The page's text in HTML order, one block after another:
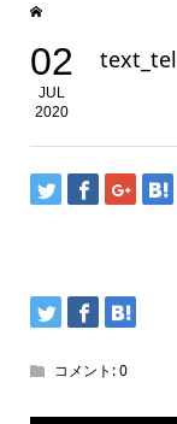
02
JUL
2020
text_tel
コメント:0